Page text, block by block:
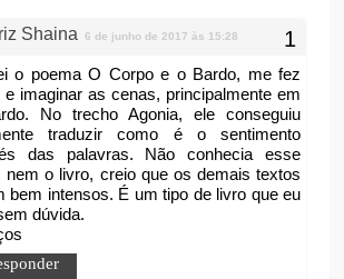
Shaina 6 de junho de 2017 às 15:28
o poema O Corpo e o Bardo, me fez
e imaginar as cenas, principalmente em
No trecho Agonia, ele conseguiu
traduzir como é o sentimento
das palavras. Não conhecia esse
nem o livro, creio que os demais textos
bem intensos. É um tipo de livro que eu
dúvida.